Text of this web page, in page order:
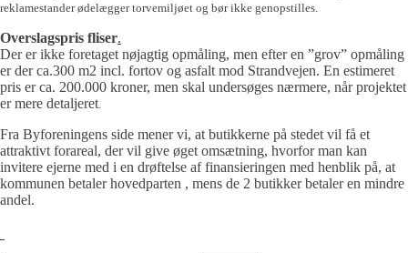
reklamestander ødelægger torvemiljøet og bør ikke genopstilles.
Overslagspris fliser.
Der er ikke foretaget nøjagtig opmåling, men efter en ”grov” opmåling
er der ca.300 m2 incl. fortov og asfalt mod Strandvejen. En estimeret
pris er ca. 200.000 kroner, men skal undersøges nærmere, når projektet
er mere detaljeret.
Fra Byforeningens side mener vi, at butikkerne på stedet vil få et
attraktivt forareal, der vil give øget omsætning, hvorfor man kan
invitere ejerne med i en drøftelse af finansieringen med henblik på, at
kommunen betaler hovedparten , mens de 2 butikker betaler en mindre
andel.